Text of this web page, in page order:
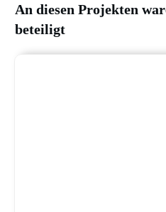
An diesen Projekten
beteiligt